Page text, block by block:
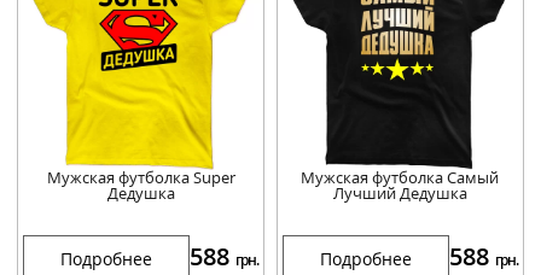
Мужская футболка Super
Дедушка
Подробнее 588 грн.
Мужская футболка Самый
Лучший Дедушка
Подробнее 588 грн.